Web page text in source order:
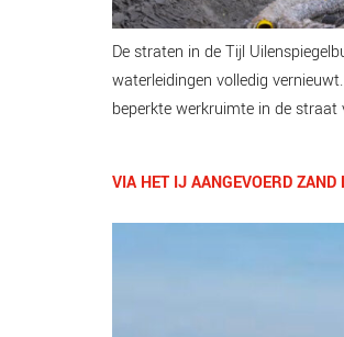
De straten in de Tijl
waterleidingen volledig
beperkte werkruimte in de straat
VIA HET IJ AANGEVOERD